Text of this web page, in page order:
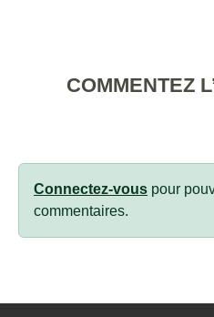
COMMENTEZ
Connectez-vous pour
commentaires.